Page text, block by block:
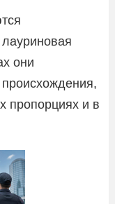
они
пропорциях и в